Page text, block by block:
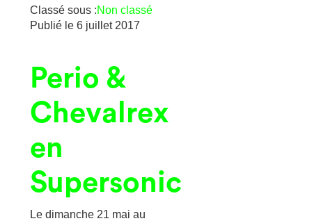
Classé sous :Non classé
Publié le 6 juillet 2017
Perio &
Chevalrex
en
Supersonic
Le dimanche 21 mai au